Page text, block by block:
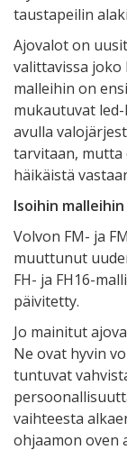
taustapeilin
Ajovalot on
valittavissa joko
malleihin on
mukautuvat
avulla
tarvitaan, mutta
häikäistä
Isoihin
Volvon FM- ja
muuttunut
FH- ja FH16-
päivitetty.
Jo mainitut
Ne ovat hyvin
tuntuvat
vaihteesta
ohjaamon oven